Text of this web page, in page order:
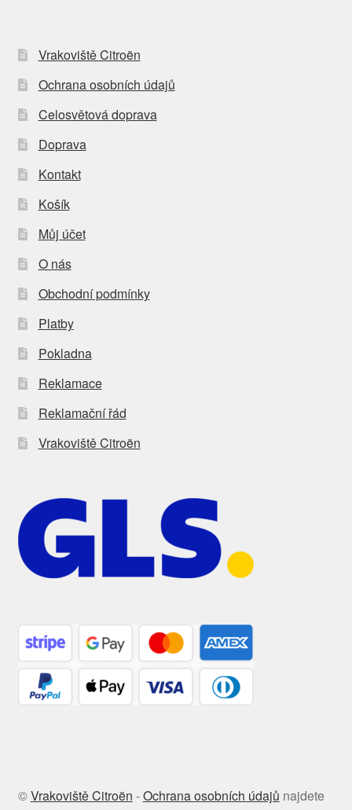
Vrakoviště Citroën
Ochrana osobních údajů
Celosvětová doprava
Doprava
Kontakt
Košík
Můj účet
O nás
Obchodní podmínky
Platby
Pokladna
Reklamace
Reklamační řád
Vrakoviště Citroën
©Vrakoviště Citroën -Ochrana osobních údajů najdete